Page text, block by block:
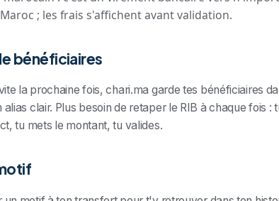
; les frais s'affichent avant validation.
bénéficiaires
la prochaine fois, chari.ma garde tes bénéficiaires
clair. Plus besoin de retaper le RIB à chaque fois :
tu mets le montant, tu valides.